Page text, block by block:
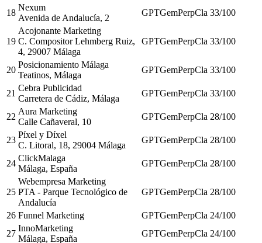
18
Nexum
Avenida de Andalucía, 2
GPTGemPerpCla 33/100
19
Acojonante Marketing
C. Compositor Lehmberg Ruiz,
4, 29007 Málaga
GPTGemPerpCla 33/100
20
Posicionamiento Málaga
Teatinos, Málaga
GPTGemPerpCla 33/100
21
Cebra Publicidad
Carretera de Cádiz, Málaga
GPTGemPerpCla 33/100
22
Aura Marketing
Calle Cañaveral, 10
GPTGemPerpCla 28/100
23
Píxel y Díxel
C. Litoral, 18, 29004 Málaga
GPTGemPerpCla 28/100
24
ClickMalaga
Málaga, España
GPTGemPerpCla 28/100
25
Webempresa Marketing
PTA - Parque Tecnológico de
Andalucía
GPTGemPerpCla 28/100
26 Funnel Marketing GPTGemPerpCla 24/100
27
InnoMarketing
Málaga, España
GPTGemPerpCla 24/100